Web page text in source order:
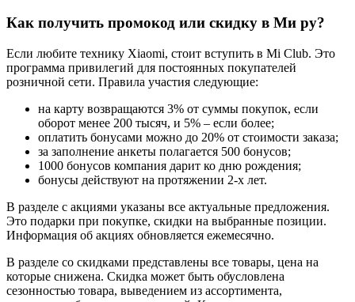
Как получить промокод или скидку в Ми ру?
Если любите технику Xiaomi, стоит вступить в Mi Club. Это
программа привилегий для постоянных покупателей
розничной сети. Правила участия следующие:
на карту возвращаются 3% от суммы покупок, если
оборот менее 200 тысяч, и 5% – если более;
оплатить бонусами можно до 20% от стоимости заказа;
за заполнение анкеты полагается 500 бонусов;
1000 бонусов компания дарит ко дню рождения;
бонусы действуют на протяжении 2-х лет.
В разделе с акциями указаны все актуальные предложения.
Это подарки при покупке, скидки на выбранные позиции.
Информация об акциях обновляется ежемесячно.
В разделе со скидками представлены все товары, цена на
которые снижена. Скидка может быть обусловлена
сезонностью товара, выведением из ассортимента,